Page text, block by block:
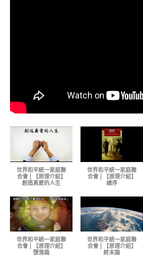
世界和平統一家庭聯
合會 | 【原理介紹】
創造真愛的人生
世界和平統一家庭聯
合會 | 【原理介紹】
總序
世界和平統一家庭聯
合會 | 【原理介紹】
墮落論
世界和平統一家庭聯
合會 | 【原理介紹】
終末論